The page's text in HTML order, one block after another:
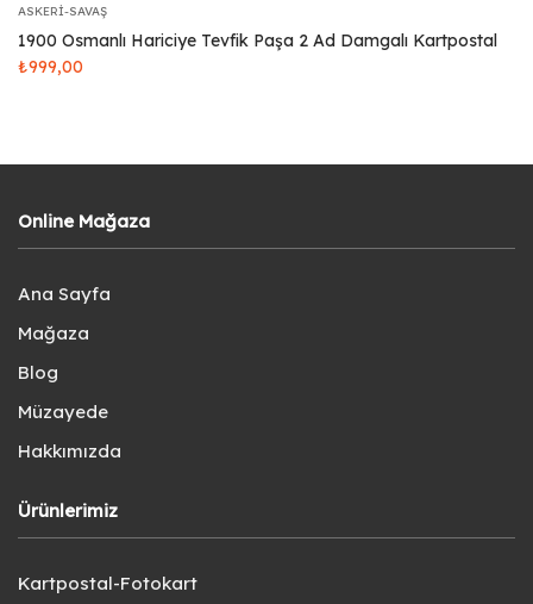
ASKERI-SAVAŞ
1900 Osmanlı Hariciye Tevfik Paşa 2 Ad Damgalı Kartpostal
₺999,00
Online Mağaza
Ana Sayfa
Mağaza
Blog
Müzayede
Hakkımızda
Ürünlerimiz
Kartpostal-Fotokart